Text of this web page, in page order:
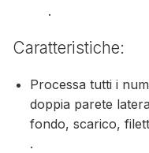
.
Caratteristiche:
Processa tutti i
doppia parete
fondo, scarico,
.